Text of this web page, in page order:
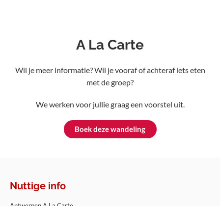
A La Carte
Wil je meer informatie? Wil je vooraf of achteraf iets eten
met de groep?
We werken voor jullie graag een voorstel uit.
Boek deze wandeling
Nuttige info